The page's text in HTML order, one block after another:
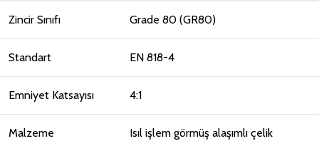
Zincir Sınıfı Grade 80 (GR80)
Standart EN 818-4
Emniyet Katsayısı 4:1
Malzeme Isıl işlem görmüş alaşımlı çelik